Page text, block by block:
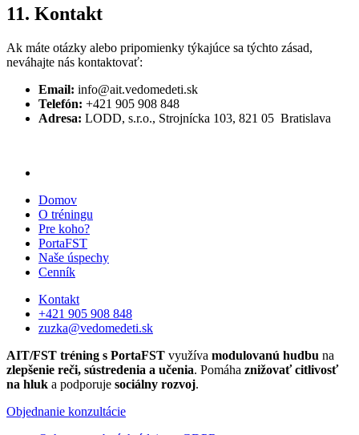
11. Kontakt
Ak máte otázky alebo pripomienky týkajúce sa týchto zásad,
neváhajte nás kontaktovať:
Email: info@ait.vedomedeti.sk
Telefón: +421 905 908 848
Adresa: LODD, s.r.o., Strojnícka 103, 821 05 Bratislava
Domov
O tréningu
Pre koho?
PortaFST
Naše úspechy
Cenník
Kontakt
+421 905 908 848
zuzka@vedomedeti.sk
AIT/FST tréning s PortaFST využíva modulovanú hudbu na
zlepšenie reči, sústredenia a učenia. Pomáha znižovať citlivosť
na hluk a podporuje sociálny rozvoj.
Objednanie konzultácie